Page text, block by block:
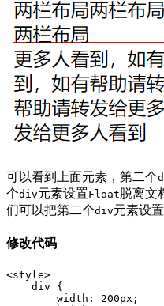
可以看到上面元素，第二个
个div元素设置Float脱离文
们可以把第二个div元素设
修改代码
<style>
    div {
        width: 200px;